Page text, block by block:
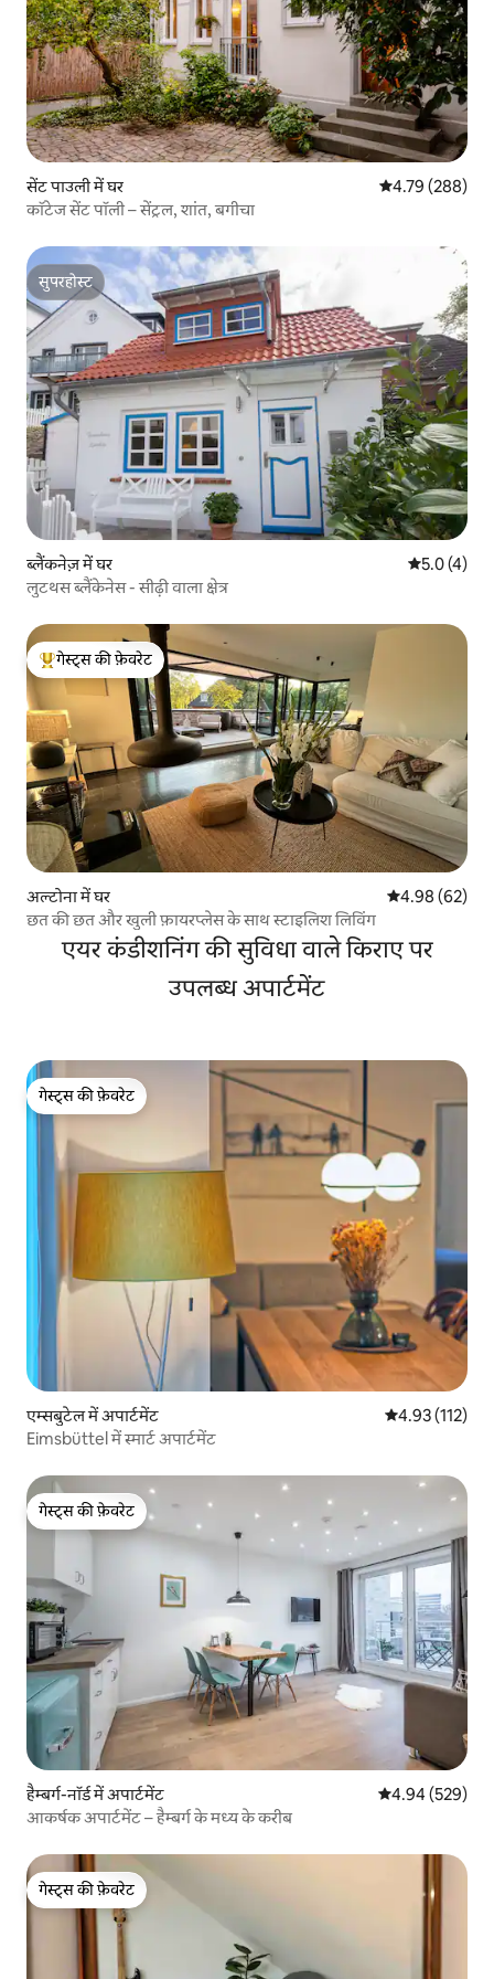
सेंट पाउली में घर औसत रेटिंग 5 में से
4.79 (288)
कॉटेज सेंट पॉली – सेंट्रल, शांत, बगीचा
सुपरहोस्ट
सुपरहोस्ट
ब्लैंकनेज़ में घर औसत रेटिंग 5
5.0 (4)
लुटथस ब्लैंकेनेस - सीढ़ी वाला क्षेत्र
गेस्ट्स का टॉप फ़ेवरेट
गेस्ट्स की फ़ेवरेट
अल्टोना में घर औसत रेटिंग 5 में
4.98 (62)
छत की छत और खुली फ़ायरप्लेस के साथ स्टाइलिश लिविंग
एयर कंडीशनिंग की सुविधा वाले किराए पर
उपलब्ध अपार्टमेंट
गेस्ट्स की फ़ेवरेट
गेस्ट्स की फ़ेवरेट
एम्सबुटेल में अपार्टमेंट औसत रेटिंग 5 में से
4.93 (112)
Eimsbüttel में स्मार्ट अपार्टमेंट
गेस्ट्स की फ़ेवरेट
गेस्ट्स की फ़ेवरेट
हैम्बर्ग-नॉर्ड में अपार्टमेंट औसत रेटिंग 5 में से
4.94 (529)
आकर्षक अपार्टमेंट – हैम्बर्ग के मध्य के करीब
गेस्ट्स की फ़ेवरेट
गेस्ट्स की फ़ेवरेट